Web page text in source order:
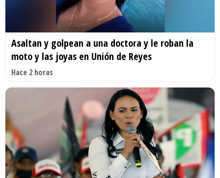
Asaltan y golpean a una doctora y le roban la
moto y las joyas en Unión de Reyes
Hace 2 horas